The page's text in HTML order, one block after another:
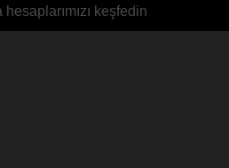
keşfedin